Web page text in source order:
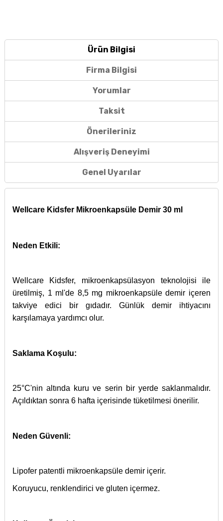
Ürün Bilgisi
Firma Bilgisi
Yorumlar
Taksit
Önerileriniz
Alışveriş Deneyimi
Genel Uyarılar
Wellcare Kidsfer Mikroenkapsüle Demir 30 ml
Neden Etkili:
Wellcare Kidsfer, mikroenkapsülasyon teknolojisi ile
üretilmiş, 1 ml'de 8,5 mg mikroenkapsüle demir içeren
takviye edici bir gıdadır. Günlük demir ihtiyacını
karşılamaya yardımcı olur.
Saklama Koşulu:
25°C'nin altında kuru ve serin bir yerde saklanmalıdır.
Açıldıktan sonra 6 hafta içerisinde tüketilmesi önerilir.
Neden Güvenli:
Lipofer patentli mikroenkapsüle demir içerir.
Koruyucu, renklendirici ve gluten içermez.